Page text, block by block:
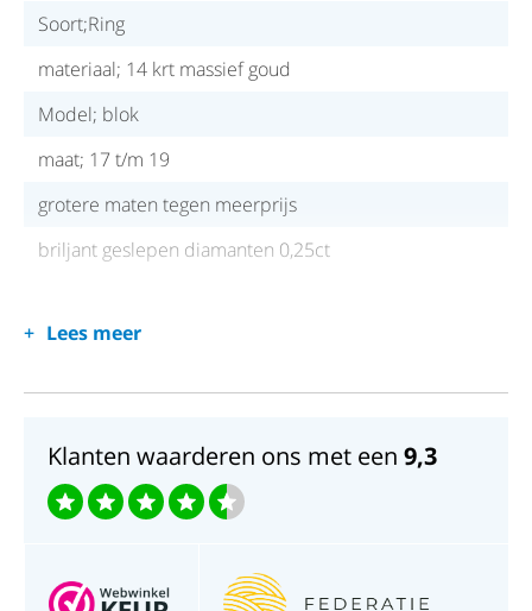
Soort;Ring
materiaal; 14 krt massief goud
Model; blok
maat; 17 t/m 19
grotere maten tegen meerprijs
briljant geslepen diamanten 0,25ct
Lees meer
Klanten waarderen ons met een 9,3